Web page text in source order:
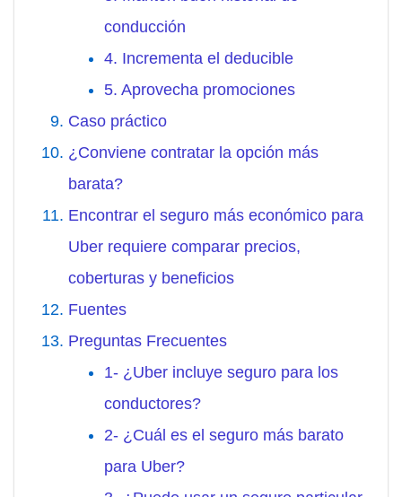
conducción
4. Incrementa el deducible
5. Aprovecha promociones
Caso práctico
¿Conviene contratar la opción más
barata?
Encontrar el seguro más económico para
Uber requiere comparar precios,
coberturas y beneficios
Fuentes
Preguntas Frecuentes
1- ¿Uber incluye seguro para los
conductores?
2- ¿Cuál es el seguro más barato
para Uber?